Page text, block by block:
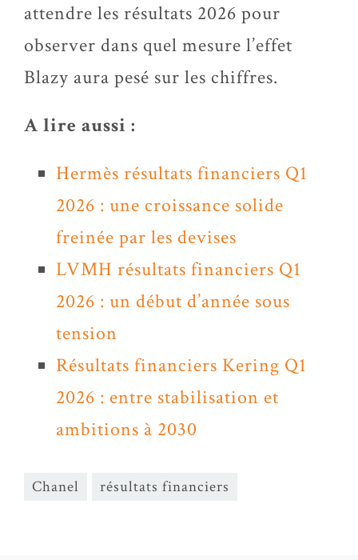
attendre les résultats 2026 pour
observer dans quel mesure l’effet
Blazy aura pesé sur les chiffres.
A lire aussi :
Hermès résultats financiers Q1
2026 : une croissance solide
freinée par les devises
LVMH résultats financiers Q1
2026 : un début d’année sous
tension
Résultats financiers Kering Q1
2026 : entre stabilisation et
ambitions à 2030
Chanel résultats financiers